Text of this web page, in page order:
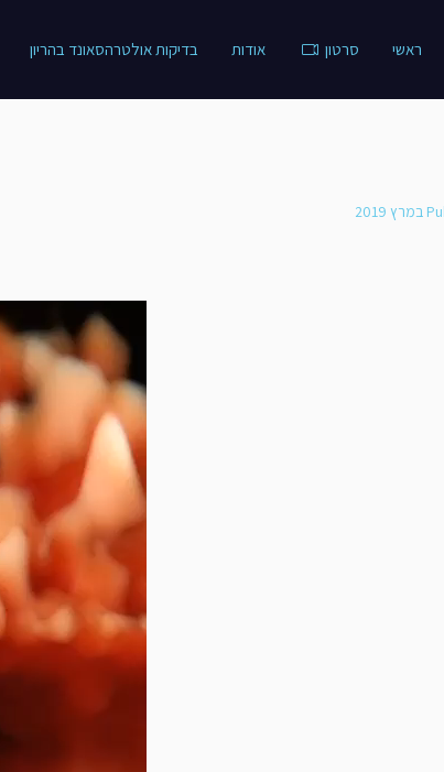
ראשי סרטון אודות בדיקות אולטרהסאונד בהריון